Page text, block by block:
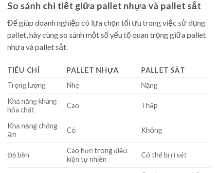
So sánh chi tiết giữa pallet nhựa và pallet sắt
Để giúp doanh nghiệp có lựa chọn tối ưu trong việc sử dụng
pallet, hãy cùng so sánh một số yếu tố quan trọng giữa pallet
nhựa và pallet sắt.
TIÊU CHÍ PALLET NHỰA
PALLET SẮT
Trọng lượng
Nhẹ
Nặng
Khả năng kháng
hóa chất
Cao Thấp
Khả năng chống
ẩm
Có Không
Độ bền
Cao hơn trong điều
kiện tự nhiên
Có thể bị rỉ sét